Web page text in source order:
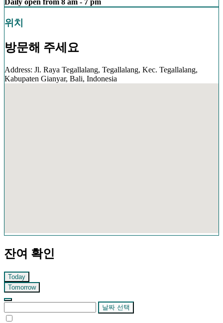
위치
방문해 주세요
Address: Jl. Raya Tegallalang, Tegallalang, Kec. Tegallalang,
Kabupaten Gianyar, Bali, Indonesia
잔여 확인
Today
Tomorrow
날짜 선택